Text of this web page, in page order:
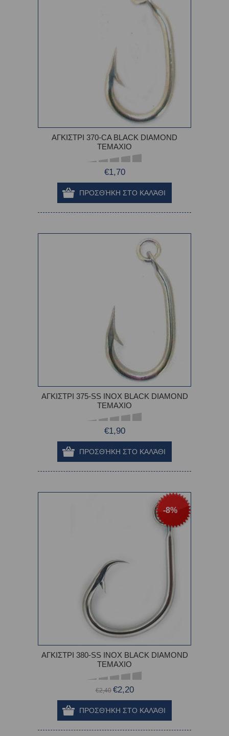
ΑΓΚΙΣΤΡΙ 370-CA BLACK DIAMOND
TEMAXIO
€1,70
ΑΓΚΙΣΤΡΙ 375-SS INOX BLACK DIAMOND
TEMAXIO
€1,90
-8%
ΑΓΚΙΣΤΡΙ 380-SS INOX BLACK DIAMOND
TEMAXIO
€2,40 €2,20